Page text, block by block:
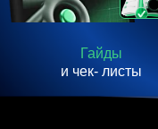
Гайды
и чек- листы